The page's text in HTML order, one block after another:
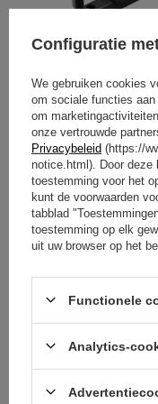
De MH-D101. heeft
ergonomische vorm
maakt. Door de
sterker en bijna
ander Fabrikant
Configuratie
We gebruiken cookies
om sociale functies
om
onze vertrouwde
Privacybeleid (https://
notice.html). Door deze
toestemming voor het
kunt de voorwaarden
tabblad
toestemming op elk
uit uw browser op het
Functionele
Analytics-